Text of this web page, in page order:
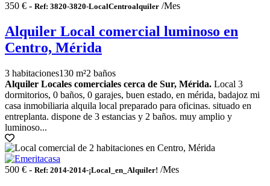
350 € - Ref: 3820-3820-LocalCentroalquiler /Mes
Alquiler Local comercial luminoso en
Centro, Mérida
3 habitaciones130 m²2 baños
Alquiler Locales comerciales cerca de Sur, Mérida. Local 3
dormitorios, 0 baños, 0 garajes, buen estado, en mérida, badajoz mi
casa inmobiliaria alquila local preparado para oficinas. situado en
entreplanta. dispone de 3 estancias y 2 baños. muy amplio y
luminoso...
500 € - Ref: 2014-2014-¡Local_en_Alquiler! /Mes